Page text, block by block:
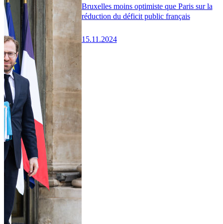
Bruxelles moins optimiste que Paris sur la
réduction du déficit public français
15.11.2024